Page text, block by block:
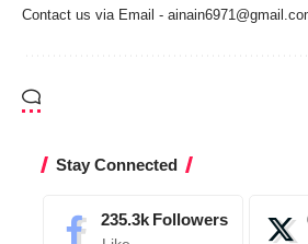
Contact us via Email -
Stay Connected
235.3k Followers